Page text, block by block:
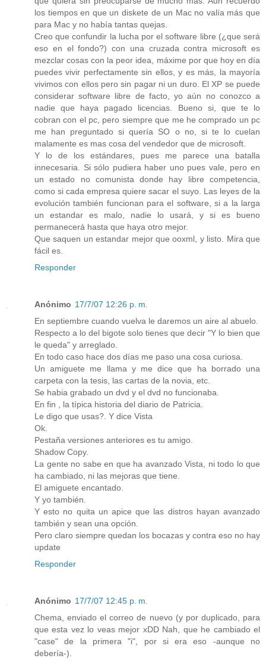
los tiempos en que un diskete de un Mac no valía más que
para Mac y no había tantas quejas.
Creo que confundir la lucha por el software libre (¿que será
eso en el fondo?) con una cruzada contra microsoft es
mezclar cosas con la peor idea, máxime por que hoy en día
puedes vivir perfectamente sin ellos, y es más, la mayoría
vivimos con ellos pero sin pagar ni un duro. El XP se puede
considerar software libre de facto, yo aún no conozco a
nadie que haya pagado licencias. Bueno si, que te lo
cobran con el pc, pero siempre que me he comprado un pc
me han preguntado si quería SO o no, si te lo cuelan
malamente es mas cosa del vendedor que de microsoft.
Y lo de los estándares, pues me parece una batalla
innecesaria. Si sólo pudiera haber uno pues vale, pero en
un estado no comunista donde hay libre competencia,
como si cada empresa quiere sacar el suyo. Las leyes de la
evolución también funcionan para el software, si a la larga
un estandar es malo, nadie lo usará, y si es bueno
permanecerá hasta que haya otro mejor.
Que saquen un estandar mejor que ooxml, y listo. Mira que
fácil es.
Responder
Anónimo 17/7/07 12:26 p. m.
En septiembre cuando vuelva le daremos un aire al abuelo.
Respecto a lo del bigote solo tienes que decir "Y lo bien que
le queda" y arreglado.
En todo caso hace dos días me paso una cosa curiosa.
Un amiguete me llama y me dice que ha borrado una
carpeta con la tesis, las cartas de la novia, etc.
Se habia grabado un dvd y el dvd no funcionaba.
En fin , la típica historia del diario de Patricia.
Le digo que usas?. Y dice Vista
Ok.
Pestaña versiones anteriores es tu amigo.
Shadow Copy.
La gente no sabe en que ha avanzado Vista, ni todo lo que
ha cambiado, ni las mejoras que tiene.
El amiguete encantado.
Y yo también.
Y esto no quita un apice que las distros hayan avanzado
también y sean una opción.
Pero claro siempre quedan los bocazas y contra eso no hay
update
Responder
Anónimo 17/7/07 12:45 p. m.
Chema, enviado el correo de nuevo (y por duplicado, para
que esta vez lo veas mejor xDD Nah, que he cambiado el
"case" de la primera "i", por si era eso -aunque no
debería-).